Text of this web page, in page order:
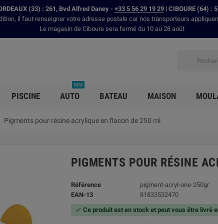
(33) : 261, Bvd Alfred Daney - +33 5 56 29 19 29 | CIBOURE (64) :
il faut renseigner votre adresse postale car nos transporteurs
Le magasin de Ciboure sera fermé du 10 au 28 août
PISCINE AUTO
NEW
BATEAU MAISON
Pigments pour résine acrylique en flacon de 250 ml
PIGMENTS POUR RÉSINE
Référence
pigment-acryl-one-250gr
EAN-13
81833532470
 Ce produit est en stock et peut vous être livré